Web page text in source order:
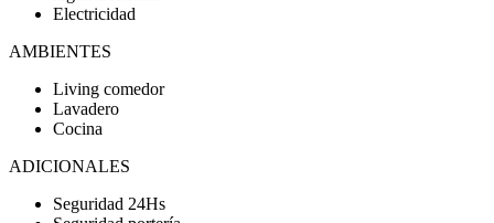
Electricidad
AMBIENTES
Living comedor
Lavadero
Cocina
ADICIONALES
Seguridad 24Hs